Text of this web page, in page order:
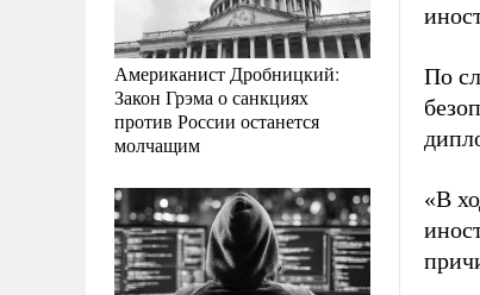
Американист Дробницкий:
Закон Грэма о санкциях
против России останется
молчащим
По
«В